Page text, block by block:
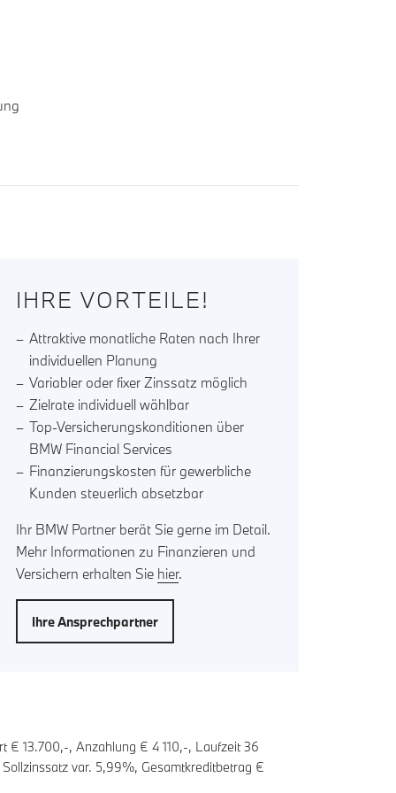
€ 13.700,-, Anzahlung € 4 110,-, Laufzeit36
var. 5,99%, Gesamtkreditbetrag €
IHRE VORTEILE!
Attraktive monatliche Raten nach Ihrer
individuellen Planung
Variabler oder fixer Zinssatz möglich
Zielrate individuell wählbar
Top-Versicherungskonditionen über
BMW Financial Services
Finanzierungskosten für gewerbliche
Kunden steuerlich absetzbar
Ihr BMW Partner berät Sie gerne im Detail.
Mehr Informationen zu Finanzieren und
Versichern erhalten Sie hier.
Ihre Ansprechpartner